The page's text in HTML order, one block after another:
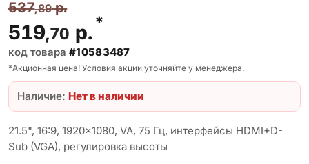
537,89р.
519,70 р.*
код товара #10583487
*Акционная цена! Условия акции уточняйте у менеджера.
Наличие: Нет в наличии
21.5", 16:9, 1920x1080, VA, 75 Гц, интерфейсы HDMI+D-
Sub (VGA), регулировка высоты